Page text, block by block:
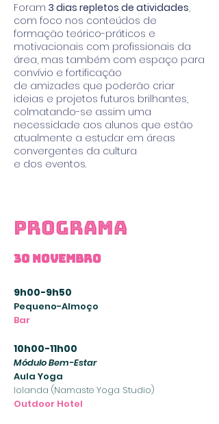
Foram 3 dias repletos de atividades,
com foco nos conteúdos de
formação teórico-práticos e
motivacionais com profissionais da
área, mas também com espaço para
convívio e fortificação
de amizades que poderão criar
ideias e projetos futuros brilhantes,
colmatando-se assim uma
necessidade aos alunos que estão
atualmente a estudar em áreas
convergentes da cultura
e dos eventos.
Programa
30 Novembro
9h00-9h50
Pequeno-Almoço
Bar
10h00-11h00
Módulo Bem-Estar
Aula Yoga
Iolanda (Namaste Yoga Studio)
Outdoor Hotel